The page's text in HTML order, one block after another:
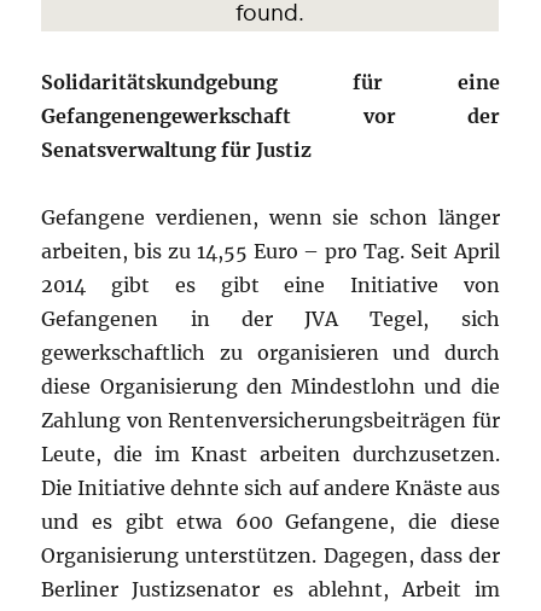
Solidaritätskundgebung für eine
Gefangenengewerkschaft vor der
Senatsverwaltung für Justiz
Gefangene verdienen, wenn sie schon länger
arbeiten, bis zu 14,55 Euro – pro Tag. Seit April
2014 gibt es gibt eine Initiative von
Gefangenen in der JVA Tegel, sich
gewerkschaftlich zu organisieren und durch
diese Organisierung den Mindestlohn und die
Zahlung von Rentenversicherungsbeiträgen für
Leute, die im Knast arbeiten durchzusetzen.
Die Initiative dehnte sich auf andere Knäste aus
und es gibt etwa 600 Gefangene, die diese
Organisierung unterstützen. Dagegen, dass der
Berliner Justizsenator es ablehnt, Arbeit im